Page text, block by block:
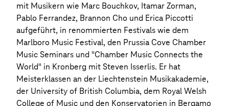
mit Musikern wie Marc Bouchkov, Itamar Zorman,
Pablo Ferrandez, Brannon Cho und Erica Piccotti
aufgeführt, in renommierten Festivals wie dem
Marlboro Music Festival, den Prussia Cove Chamber
Music Seminars und "Chamber Music Connects the
World" in Kronberg mit Steven Isserlis. Er hat
Meisterklassen an der Liechtenstein Musikakademie,
der University of British Columbia, dem Royal Welsh
College of Music und den Konservatorien in Bergamo